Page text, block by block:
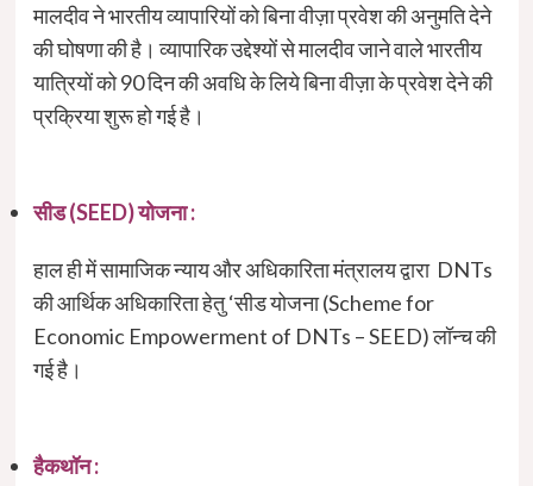
मालदीव ने भारतीय व्‍यापारियों को बिना वीज़ा प्रवेश की अनुमति देने
की घोषणा की है। व्‍यापारिक उद्देश्‍यों से मालदीव जाने वाले भारतीय
यात्रियों को 90 दिन की अवधि के लिये बिना वीज़ा के प्रवेश देने की
प्रक्रिया शुरू हो गई है।
सीड (SEED) योजना :
हाल ही में सामाजिक न्याय और अधिकारिता मंत्रालय द्वारा DNTs
की आर्थिक अधिकारिता हेतु ‘सीड योजना (Scheme for
Economic Empowerment of DNTs – SEED) लॉन्च की
गई है।
हैकथॉन :